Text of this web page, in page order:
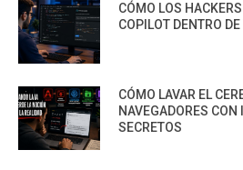
CÓMO LOS
COPILOT DENTRO
CÓMO LAVAR EL
NAVEGADORES CON
SECRETOS